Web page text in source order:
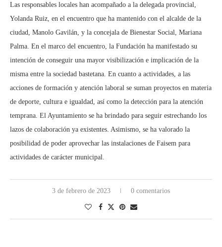
Las responsables locales han acompañado a la delegada provincial,
Yolanda Ruiz, en el encuentro que ha mantenido con el alcalde de la
ciudad, Manolo Gavilán, y la concejala de Bienestar Social, Mariana
Palma. En el marco del encuentro, la Fundación ha manifestado su
intención de conseguir una mayor visibilización e implicación de la
misma entre la sociedad bastetana. En cuanto a actividades, a las
acciones de formación y atención laboral se suman proyectos en materia
de deporte, cultura e igualdad, así como la detección para la atención
temprana. El Ayuntamiento se ha brindado para seguir estrechando los
lazos de colaboración ya existentes. Asimismo, se ha valorado la
posibilidad de poder aprovechar las instalaciones de Faisem para
actividades de carácter municipal.
3 de febrero de 2023 0 comentarios